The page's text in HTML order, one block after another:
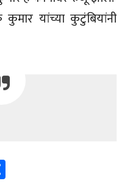
यांच्या कुटुंबियांनी